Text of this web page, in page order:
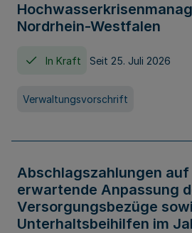
Nordrhein-Westfalen
In Kraft Seit 25. Juli 2026
Verwaltungsvorschrift
Abschlagszahlungen auf
erwartende Anpassung
Versorgungsbezüge
Unterhaltsbeihilfen im